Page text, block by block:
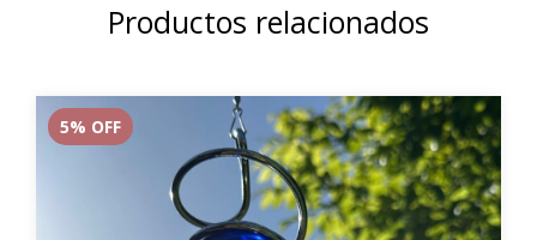
Productos relacionados
5% OFF